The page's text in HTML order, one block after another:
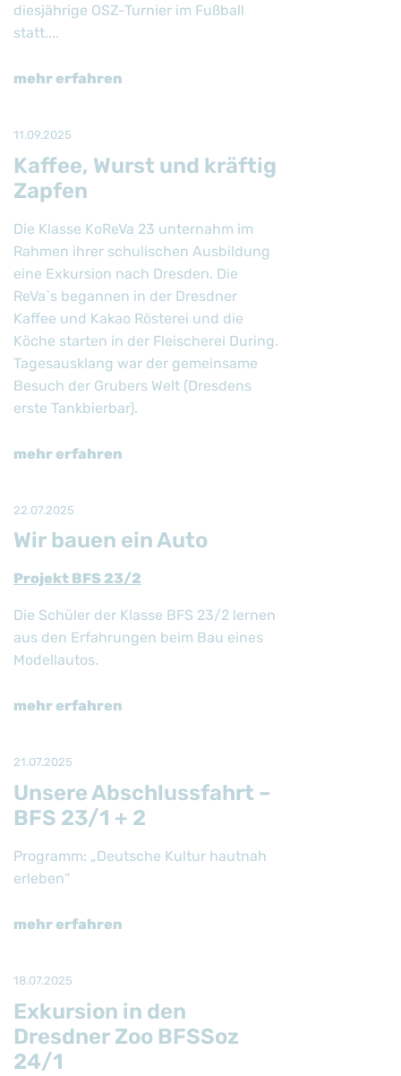
diesjährige OSZ-Turnier im Fußball
statt....
mehr erfahren
11.09.2025
Kaffee, Wurst und kräftig
Zapfen
Die Klasse KoReVa 23 unternahm im
Rahmen ihrer schulischen Ausbildung
eine Exkursion nach Dresden. Die
ReVa`s begannen in der Dresdner
Kaffee und Kakao Rösterei und die
Köche starten in der Fleischerei During.
Tagesausklang war der gemeinsame
Besuch der Grubers Welt (Dresdens
erste Tankbierbar).
mehr erfahren
22.07.2025
Wir bauen ein Auto
Projekt BFS 23/2
Die Schüler der Klasse BFS 23/2 lernen
aus den Erfahrungen beim Bau eines
Modellautos.
mehr erfahren
21.07.2025
Unsere Abschlussfahrt –
BFS 23/1 + 2
Programm: „Deutsche Kultur hautnah
erleben“
mehr erfahren
18.07.2025
Exkursion in den
Dresdner Zoo BFSSoz
24/1